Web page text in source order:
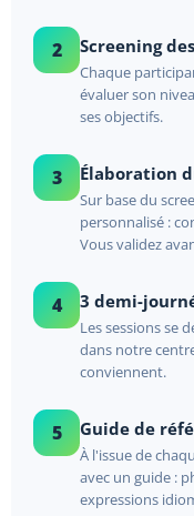
2 Screening
Chaque
évaluer son
ses objectifs.
3 Élaboration
Sur base du
personnalisé :
Vous validez
4 3 demi-
Les sessions se
dans notre
conviennent.
5 Guide de
À l'issue de
avec un guide :
expressions